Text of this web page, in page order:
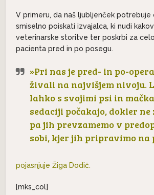
V primeru, da naš ljubljenček potrebuje
smiselno poiskati izvajalca, ki nudi
veterinarske storitve ter poskrbi za
pacienta pred in po posegu.
»Pri nas je pred- in po-
živali na najvišjem nivoju.
lahko s svojimi psi in
sedaciji počakajo, dokler ne
pa jih prevzamemo v
sobi, kjer jih pripravimo na
pojasnjuje Žiga Dodič.
[mks_col]